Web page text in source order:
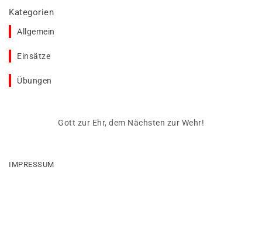
Kategorien
Allgemein
Einsätze
Übungen
Gott zur Ehr, dem Nächsten zur Wehr!
IMPRESSUM